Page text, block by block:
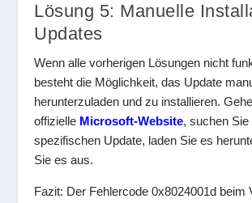
Lösung 5: Manuelle
Updates
Wenn alle vorherigen Lösungen nicht
besteht die Möglichkeit, das Update
herunterzuladen und zu installieren.
offizielle Microsoft-Website, suchen
spezifischen Update, laden Sie es
Sie es aus.
Fazit: Der Fehlercode 0x8024001d beim